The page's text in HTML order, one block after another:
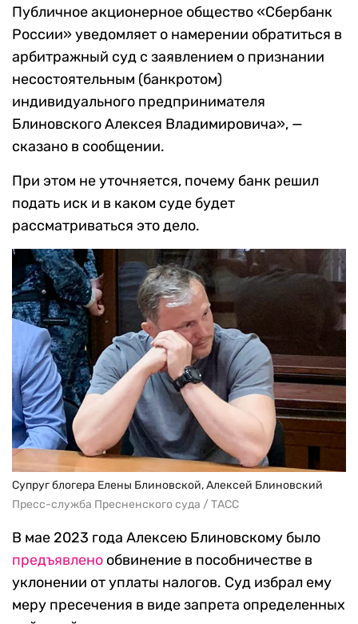
Публичное акционерное общество «Сбербанк
России» уведомляет о намерении обратиться в
арбитражный суд с заявлением о признании
несостоятельным (банкротом)
индивидуального предпринимателя
Блиновского Алексея Владимировича», —
сказано в сообщении.
При этом не уточняется, почему банк решил
подать иск и в каком суде будет
рассматриваться это дело.
Супруг блогера Елены Блиновской, Алексей Блиновский
Пресс-служба Пресненского суда / ТАСС
В мае 2023 года Алексею Блиновскому было
предъявлено обвинение в пособничестве в
уклонении от уплаты налогов. Суд избрал ему
меру пресечения в виде запрета определенных